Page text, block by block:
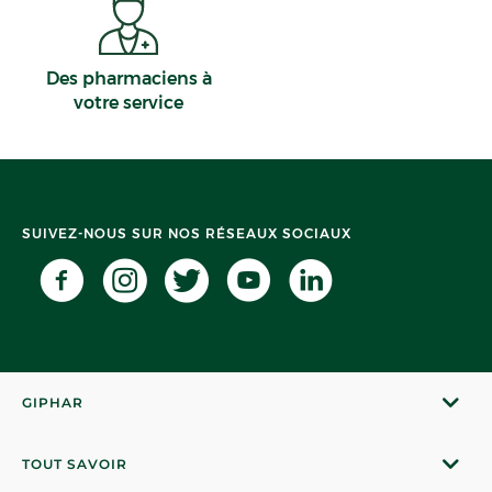
Des pharmaciens à
votre service
SUIVEZ-NOUS SUR NOS RÉSEAUX SOCIAUX
GIPHAR
TOUT SAVOIR